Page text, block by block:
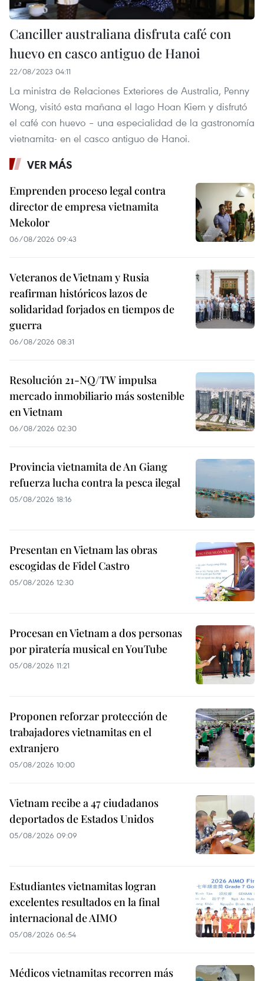
Canciller australiana disfruta café con
huevo en casco antiguo de Hanoi
22/08/2023 04:11
La ministra de Relaciones Exteriores de Australia, Penny
Wong, visitó esta mañana el lago Hoan Kiem y disfrutó
el café con huevo – una especialidad de la gastronomía
vietnamita- en el casco antiguo de Hanoi.
VER MÁS
Emprenden proceso legal contra
director de empresa vietnamita
Mekolor
06/08/2026 09:43
Veteranos de Vietnam y Rusia
reafirman históricos lazos de
solidaridad forjados en tiempos de
guerra
06/08/2026 08:31
Resolución 21-NQ/TW impulsa
mercado inmobiliario más sostenible
en Vietnam
06/08/2026 02:30
Provincia vietnamita de An Giang
refuerza lucha contra la pesca ilegal
05/08/2026 18:16
Presentan en Vietnam las obras
escogidas de Fidel Castro
05/08/2026 12:30
Procesan en Vietnam a dos personas
por piratería musical en YouTube
05/08/2026 11:21
Proponen reforzar protección de
trabajadores vietnamitas en el
extranjero
05/08/2026 10:00
Vietnam recibe a 47 ciudadanos
deportados de Estados Unidos
05/08/2026 09:09
Estudiantes vietnamitas logran
excelentes resultados en la final
internacional de AIMO
05/08/2026 06:54
Médicos vietnamitas recorren más